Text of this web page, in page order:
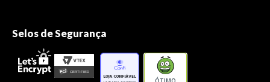
Selos de Segurança